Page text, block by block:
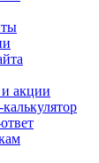
акции